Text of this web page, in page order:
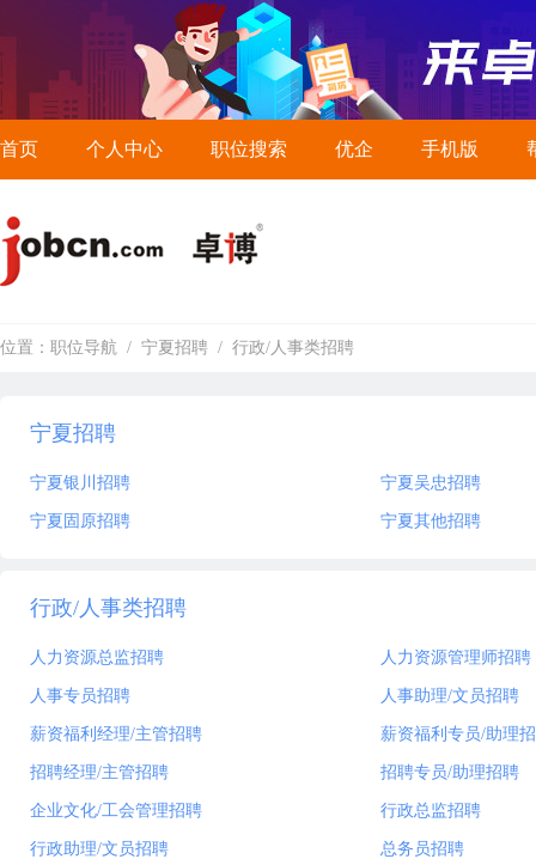
首页 个人中心 职位搜索 优企 手机版
位置： 职位导航 / 宁夏招聘 / 行政/人事类招聘
宁夏招聘
宁夏银川招聘 宁夏吴忠招聘
宁夏固原招聘 宁夏其他招聘
行政/人事类招聘
人力资源总监招聘 人力资源管理师招聘
人事专员招聘 人事助理/文员招聘
薪资福利经理/主管招聘 薪资福利专员/助理
招聘经理/主管招聘 招聘专员/助理招聘
企业文化/工会管理招聘 行政总监招聘
行政助理/文员招聘 总务员招聘